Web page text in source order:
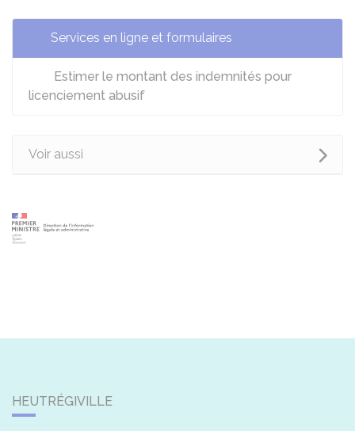
Services en ligne et formulaires
Estimer le montant des indemnités pour
licenciement abusif
Voir aussi
HEUTRÉGIVILLE